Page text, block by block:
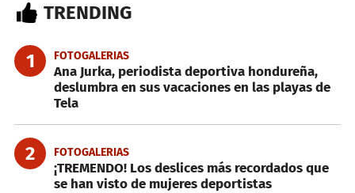
TRENDING
1 FOTOGALERIAS
Ana Jurka, periodista deportiva hondureña,
deslumbra en sus vacaciones en las playas de
Tela
2 FOTOGALERIAS
¡TREMENDO! Los deslices más recordados que
se han visto de mujeres deportistas